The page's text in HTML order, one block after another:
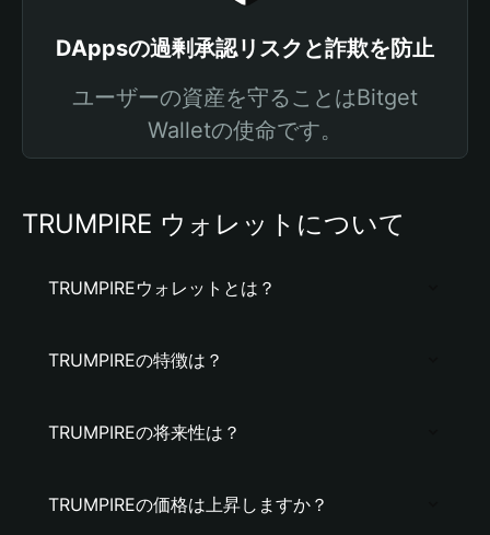
DAppsの過剰承認リスクと詐欺を防止
ユーザーの資産を守ることはBitget
Walletの使命です。
TRUMPIRE ウォレットについて
TRUMPIREウォレットとは？
TRUMPIREの特徴は？
TRUMPIREの将来性は？
TRUMPIREの価格は上昇しますか？